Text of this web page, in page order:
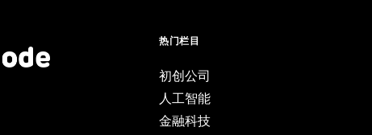
热门栏目
初创公司
人工智能
金融科技